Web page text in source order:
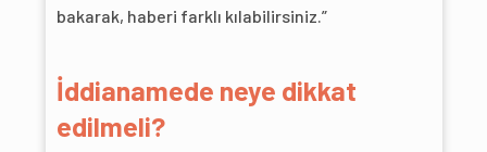
bakarak, haberi farklı kılabilirsiniz.”
İddianamede neye dikkat
edilmeli?